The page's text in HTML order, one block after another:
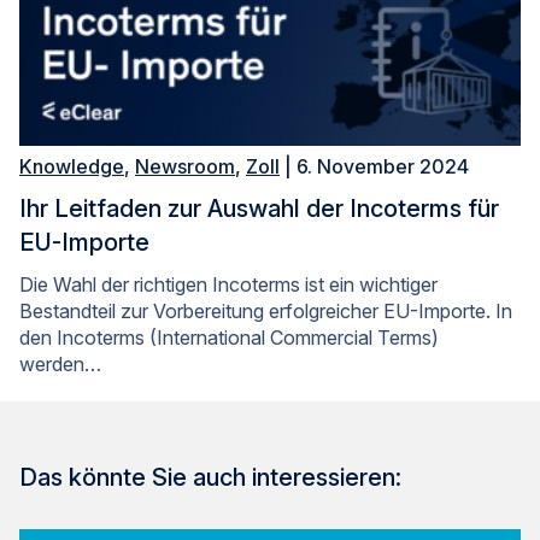
Knowledge, Newsroom, Zoll | 6. November 2024
Ihr Leitfaden zur Auswahl der Incoterms für
EU-Importe
Die Wahl der richtigen Incoterms ist ein wichtiger
Bestandteil zur Vorbereitung erfolgreicher EU-Importe. In
den Incoterms (International Commercial Terms)
werden…
Das könnte Sie auch interessieren: